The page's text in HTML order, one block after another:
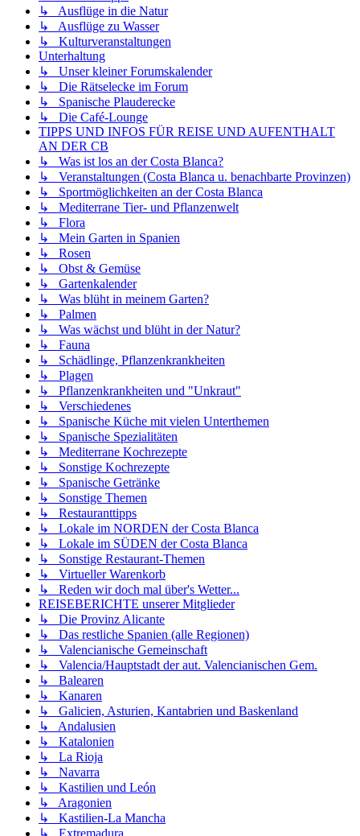
↳ Ausflüge in die Natur
↳ Ausflüge zu Wasser
↳ Kulturveranstaltungen
Unterhaltung
↳ Unser kleiner Forumskalender
↳ Die Rätselecke im Forum
↳ Spanische Plauderecke
↳ Die Café-Lounge
TIPPS UND INFOS FÜR REISE UND AUFENTHALT
AN DER CB
↳ Was ist los an der Costa Blanca?
↳ Veranstaltungen (Costa Blanca u. benachbarte Provinzen)
↳ Sportmöglichkeiten an der Costa Blanca
↳ Mediterrane Tier- und Pflanzenwelt
↳ Flora
↳ Mein Garten in Spanien
↳ Rosen
↳ Obst & Gemüse
↳ Gartenkalender
↳ Was blüht in meinem Garten?
↳ Palmen
↳ Was wächst und blüht in der Natur?
↳ Fauna
↳ Schädlinge, Pflanzenkrankheiten
↳ Plagen
↳ Pflanzenkrankheiten und "Unkraut"
↳ Verschiedenes
↳ Spanische Küche mit vielen Unterthemen
↳ Spanische Spezialitäten
↳ Mediterrane Kochrezepte
↳ Sonstige Kochrezepte
↳ Spanische Getränke
↳ Sonstige Themen
↳ Restauranttipps
↳ Lokale im NORDEN der Costa Blanca
↳ Lokale im SÜDEN der Costa Blanca
↳ Sonstige Restaurant-Themen
↳ Virtueller Warenkorb
↳ Reden wir doch mal über's Wetter...
REISEBERICHTE unserer Mitglieder
↳ Die Provinz Alicante
↳ Das restliche Spanien (alle Regionen)
↳ Valencianische Gemeinschaft
↳ Valencia/Hauptstadt der aut. Valencianischen Gem.
↳ Balearen
↳ Kanaren
↳ Galicien, Asturien, Kantabrien und Baskenland
↳ Andalusien
↳ Katalonien
↳ La Rioja
↳ Navarra
↳ Kastilien und León
↳ Aragonien
↳ Kastilien-La Mancha